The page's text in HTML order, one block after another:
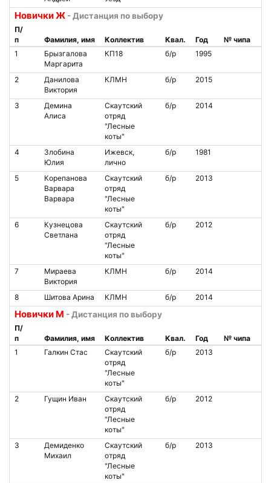
Новички Ж - Дистанция по выбору
П/
п
Фамилия, имя Коллектив Квал. Год
№ чипа
1
Брызгалова
Маргарита
КП18 б/р 1995
2
Данилова
Виктория
КЛМН б/р 2015
3
Демина
Алиса
Скаутский
отряд
"Лесные
коты"
б/р 2014
4
Злобина
Юлия
Ижевск,
лично
б/р 1981
5
Корепанова
Варвара
Варвара
Скаутский
отряд
"Лесные
коты"
б/р 2013
6
Кузнецова
Светлана
Скаутский
отряд
"Лесные
коты"
б/р 2012
7
Мираева
Виктория
КЛМН б/р 2014
8 Шитова Арина КЛМН б/р 2014
Новички М - Дистанция по выбору
П/
п
Фамилия, имя Коллектив Квал. Год
№ чипа
1
Галкин Стас
Скаутский
отряд
"Лесные
коты"
б/р 2013
2 Гущин Иван
Скаутский
отряд
"Лесные
коты"
б/р 2012
3
Демиденко
Михаил
Скаутский
отряд
"Лесные
коты"
б/р 2013